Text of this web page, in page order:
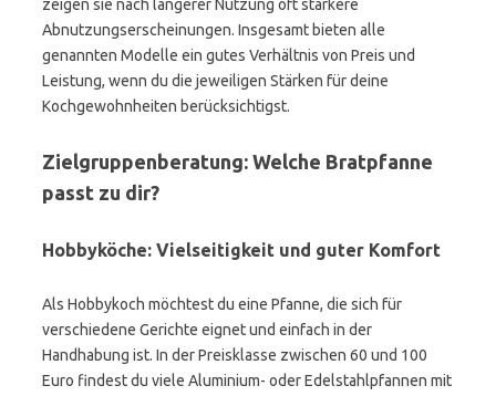
zeigen sie nach längerer Nutzung oft stärkere
Abnutzungserscheinungen. Insgesamt bieten alle
genannten Modelle ein gutes Verhältnis von Preis und
Leistung, wenn du die jeweiligen Stärken für deine
Kochgewohnheiten berücksichtigst.
Zielgruppenberatung: Welche Bratpfanne
passt zu dir?
Hobbyköche: Vielseitigkeit und guter Komfort
Als Hobbykoch möchtest du eine Pfanne, die sich für
verschiedene Gerichte eignet und einfach in der
Handhabung ist. In der Preisklasse zwischen 60 und 100
Euro findest du viele Aluminium- oder Edelstahlpfannen mit